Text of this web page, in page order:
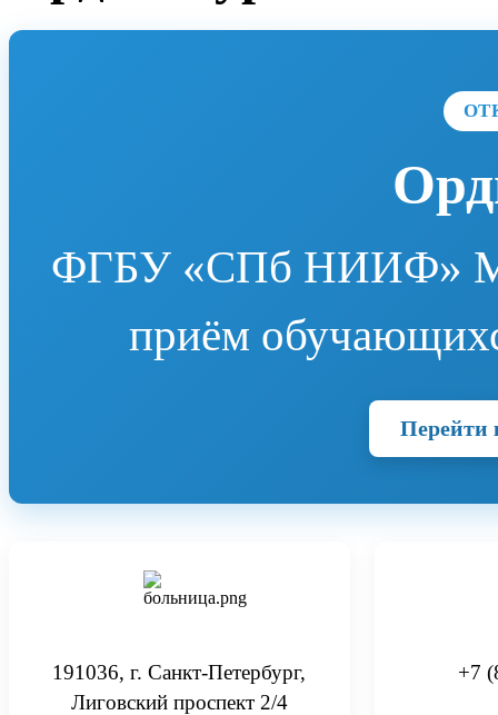
ФГБУ «СПб НИИФ»
приём
Перейти
191036, г. Санкт-Петербург,
Лиговский проспект 2/4
+7